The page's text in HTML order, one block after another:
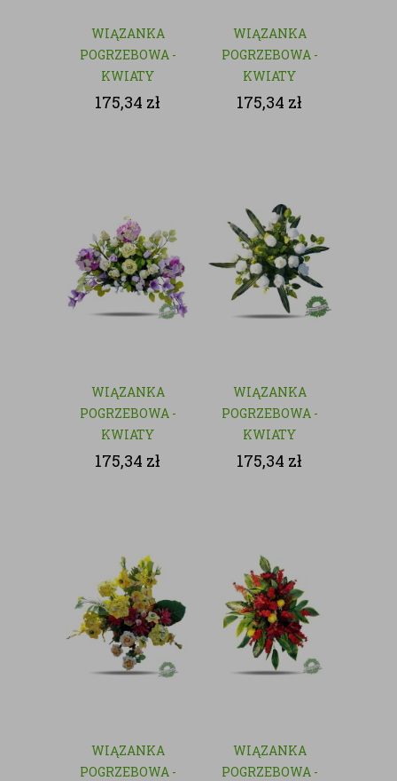
WIĄZANKA
POGRZEBOWA -
KWIATY
SZTUCZNE
175,34 zł
WIĄZANKA
POGRZEBOWA -
KWIATY
SZTUCZNE
175,34 zł
WIĄZANKA
POGRZEBOWA -
KWIATY
SZTUCZNE
175,34 zł
WIĄZANKA
POGRZEBOWA -
KWIATY
SZTUCZNE
175,34 zł
WIĄZANKA
POGRZEBOWA -
WIĄZANKA
POGRZEBOWA -